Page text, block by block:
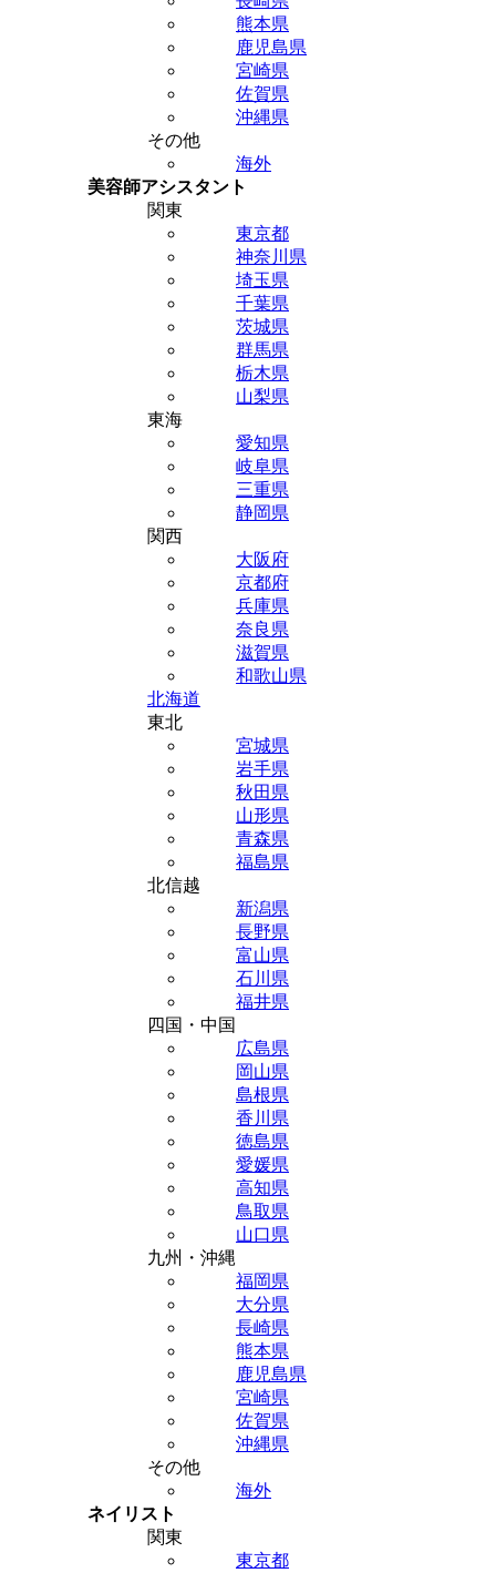
熊本県
鹿児島県
宮崎県
佐賀県
沖縄県
その他
海外
美容師アシスタント
関東
東京都
神奈川県
埼玉県
千葉県
茨城県
群馬県
栃木県
山梨県
東海
愛知県
岐阜県
三重県
静岡県
関西
大阪府
京都府
兵庫県
奈良県
滋賀県
和歌山県
北海道
東北
宮城県
岩手県
秋田県
山形県
青森県
福島県
北信越
新潟県
長野県
富山県
石川県
福井県
四国・中国
広島県
岡山県
島根県
香川県
徳島県
愛媛県
高知県
鳥取県
山口県
九州・沖縄
福岡県
大分県
長崎県
熊本県
鹿児島県
宮崎県
佐賀県
沖縄県
その他
海外
ネイリスト
関東
東京都